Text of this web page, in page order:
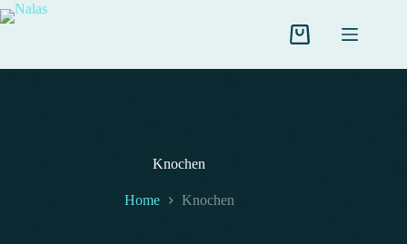
Salta
al
Carrello
Knochen
Home Knochen